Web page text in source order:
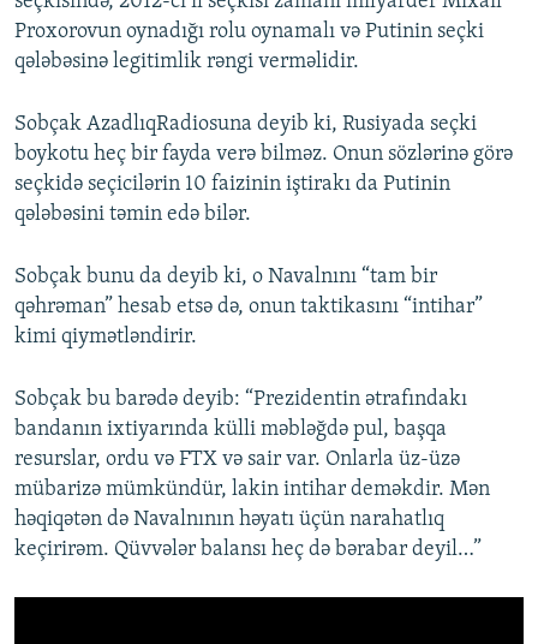
Proxorovun oynadığı rolu oynamalı və Putinin seçki
qələbəsinə legitimlik rəngi verməlidir.
Sobçak AzadlıqRadiosuna deyib ki, Rusiyada seçki
boykotu heç bir fayda verə bilməz. Onun sözlərinə görə
seçkidə seçicilərin 10 faizinin iştirakı da Putinin
qələbəsini təmin edə bilər.
Sobçak bunu da deyib ki, o Navalnını “tam bir
qəhrəman” hesab etsə də, onun taktikasını “intihar”
kimi qiymətləndirir.
Sobçak bu barədə deyib: “Prezidentin ətrafındakı
bandanın ixtiyarında külli məbləğdə pul, başqa
resurslar, ordu və FTX və sair var. Onlarla üz-üzə
mübarizə mümkündür, lakin intihar deməkdir. Mən
həqiqətən də Navalnının həyatı üçün narahatlıq
keçirirəm. Qüvvələr balansı heç də bərabar deyil…”